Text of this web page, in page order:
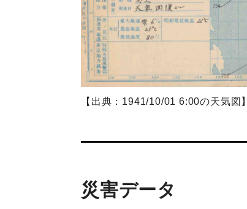
【出典：1941/10/01 6:00の天気図】
災害データ